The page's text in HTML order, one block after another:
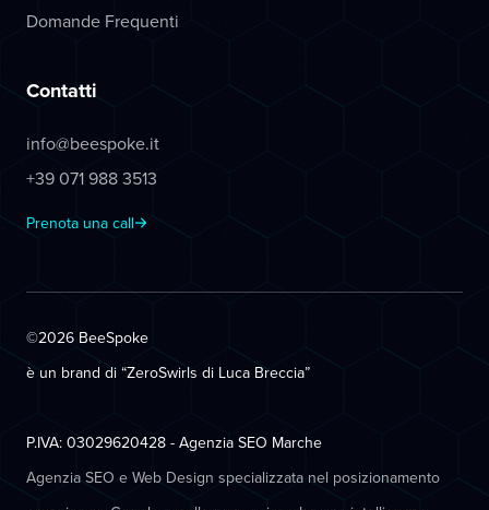
Domande Frequenti
Contatti
info@beespoke.it
+39 071 988 3513
Prenota una call
©2026 BeeSpoke
è un brand di “ZeroSwirls di Luca Breccia”
P.IVA: 03029620428 - Agenzia SEO Marche
Agenzia SEO e Web Design specializzata nel posizionamento